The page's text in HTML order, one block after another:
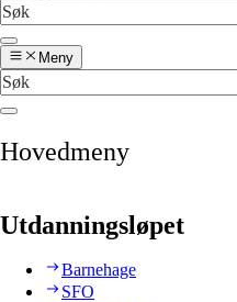
Meny
Hovedmeny
Utdanningsløpet
Barnehage
SFO